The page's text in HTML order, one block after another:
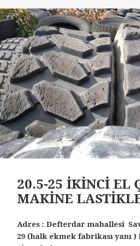
20.5-25 İKİNCİ EL
MAKİNE
Adres : Defterdar mahallesi
29 (halk ekmek fabrikası yanı )